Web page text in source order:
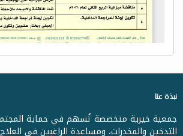
نبذة عنا
جمعية خيرية متخصصة تُسهم في حماية
التدخين والمخدرات، ومساعدة الراغبين في